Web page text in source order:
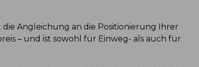
die Angleichung an die Positionierung Ihrer
– und ist sowohl für Einweg- als auch für